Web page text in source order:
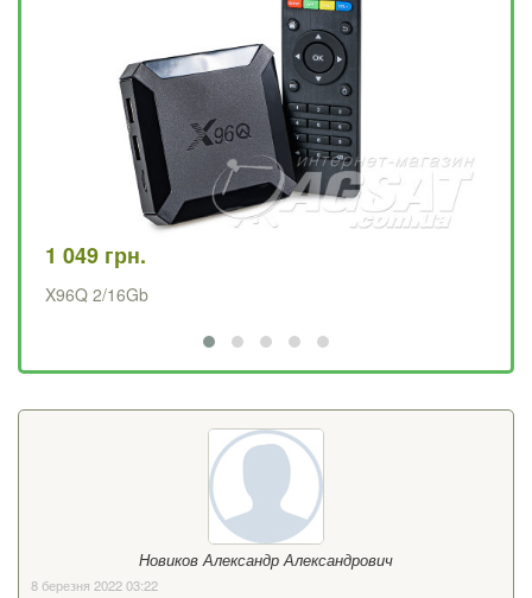
1 049 грн.
X96Q 2/16Gb
Новиков Александр Александрович
8 березня 2022 03:22